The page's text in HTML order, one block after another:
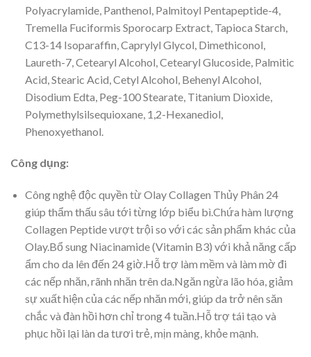
Polyacrylamide, Panthenol, Palmitoyl Pentapeptide-4,
Tremella Fuciformis Sporocarp Extract, Tapioca Starch,
C13-14 Isoparaffin, Caprylyl Glycol, Dimethiconol,
Laureth-7, Cetearyl Alcohol, Cetearyl Glucoside, Palmitic
Acid, Stearic Acid, Cetyl Alcohol, Behenyl Alcohol,
Disodium Edta, Peg-100 Stearate, Titanium Dioxide,
Polymethylsilsequioxane, 1,2-Hexanediol,
Phenoxyethanol.
Công dụng:
Công nghệ độc quyền từ Olay Collagen Thủy Phân 24
giúp thẩm thấu sâu tới từng lớp biểu bì.Chứa hàm lượng
Collagen Peptide vượt trội so với các sản phẩm khác của
Olay.Bổ sung Niacinamide (Vitamin B3) với khả năng cấp
ẩm cho da lên đến 24 giờ.Hỗ trợ làm mềm và làm mờ đi
các nếp nhăn, rãnh nhăn trên da.Ngăn ngừa lão hóa, giảm
sự xuất hiện của các nếp nhăn mới, giúp da trở nên săn
chắc và đàn hồi hơn chỉ trong 4 tuần.Hỗ trợ tái tạo và
phục hồi lại làn da tươi trẻ, mịn màng, khỏe mạnh.